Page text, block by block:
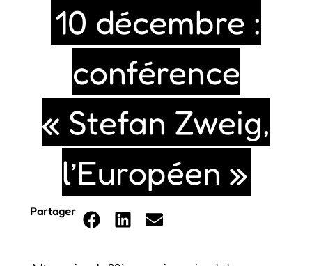
10 décembre :
conférence
« Stefan Zweig,
l’Européen »
Partager